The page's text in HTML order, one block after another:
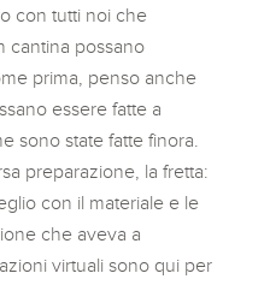
con tutti noi che
cantina possano
prima, penso anche
essere fatte a
sono state fatte finora.
preparazione, la fretta:
con il materiale e le
che aveva a
virtuali sono qui per